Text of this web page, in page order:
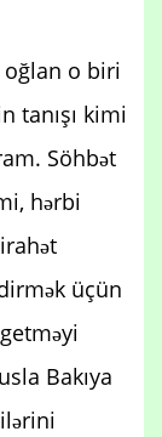
oğlan o biri
tanışı kimi
Söhbət
hərbi
üçün
Bakıya